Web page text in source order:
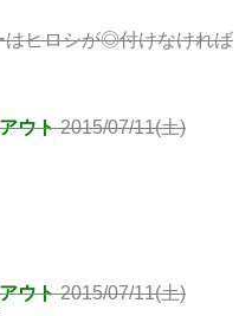
はヒロシが◎付けなければ
ウト 2015/07/11(土)
ウト 2015/07/11(土)